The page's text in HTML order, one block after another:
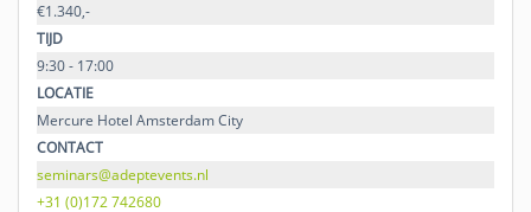
€1.340,-
TIJD
9:30 - 17:00
LOCATIE
Mercure Hotel Amsterdam City
CONTACT
seminars@adeptevents.nl
+31 (0)172 742680